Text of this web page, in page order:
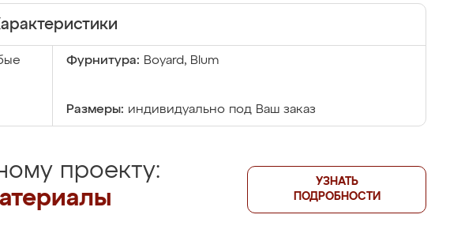
Фурнитура: Boyard, Blum
Размеры: индивидуально под Ваш заказ
проекту:
УЗНАТЬ
ПОДРОБНОСТИ